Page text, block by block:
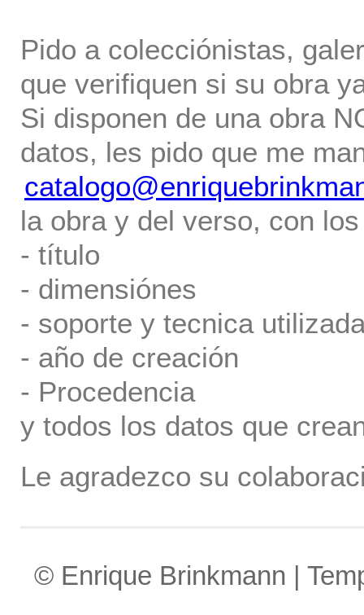
Pido a colecciónistas,
que verifiquen si su obra
Si disponen de una obra
datos, les pido que me
la obra y del verso, con
- título
- dimensiónes
- soporte y tecnica
- año de creación
- Procedencia
y todos los datos que
Le agradezco su
© Enrique Brinkmann |